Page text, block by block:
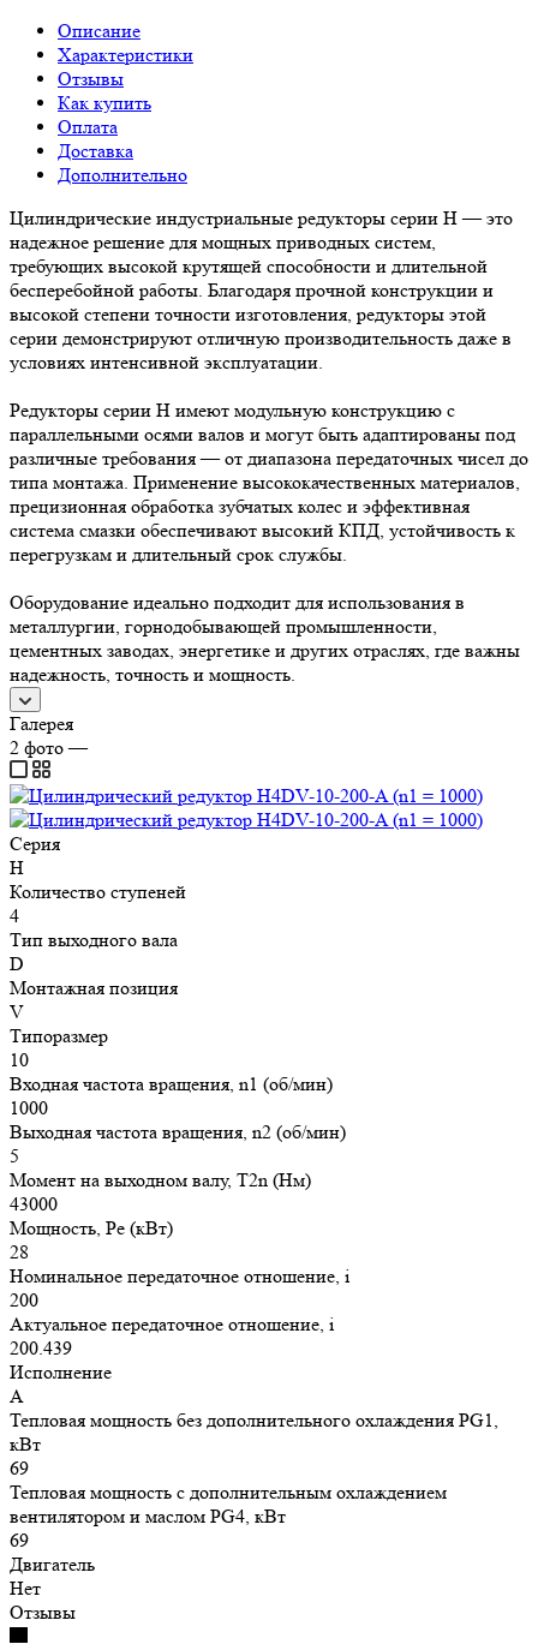
Описание
Характеристики
Отзывы
Как купить
Оплата
Доставка
Дополнительно
Цилиндрические индустриальные редукторы серии H — это
надежное решение для мощных приводных систем,
требующих высокой крутящей способности и длительной
бесперебойной работы. Благодаря прочной конструкции и
высокой степени точности изготовления, редукторы этой
серии демонстрируют отличную производительность даже в
условиях интенсивной эксплуатации.
Редукторы серии H имеют модульную конструкцию с
параллельными осями валов и могут быть адаптированы под
различные требования — от диапазона передаточных чисел до
типа монтажа. Применение высококачественных материалов,
прецизионная обработка зубчатых колес и эффективная
система смазки обеспечивают высокий КПД, устойчивость к
перегрузкам и длительный срок службы.
Оборудование идеально подходит для использования в
металлургии, горнодобывающей промышленности,
цементных заводах, энергетике и других отраслях, где важны
надежность, точность и мощность.
Галерея
2 фото—
Серия
H
Количество ступеней
4
Тип выходного вала
D
Монтажная позиция
V
Типоразмер
10
Входная частота вращения, n1 (об/мин)
1000
Выходная частота вращения, n2 (об/мин)
5
Момент на выходном валу, T2n (Нм)
43000
Мощность, Pe (кВт)
28
Номинальное передаточное отношение, i
200
Актуальное передаточное отношение, i
200.439
Исполнение
A
Тепловая мощность без дополнительного охлаждения PG1,
кВт
69
Тепловая мощность с дополнительным охлаждением
вентилятором и маслом PG4, кВт
69
Двигатель
Нет
Отзывы